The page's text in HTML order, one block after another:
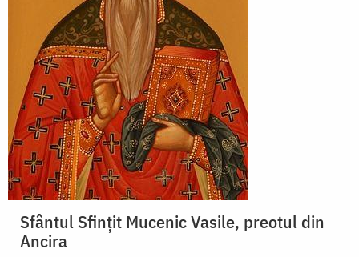
Sfântul Sfințit Mucenic Vasile, preotul din
Ancira